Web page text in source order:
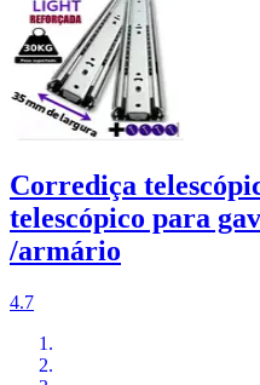
Corrediça
telescópico para
/armário
4.7